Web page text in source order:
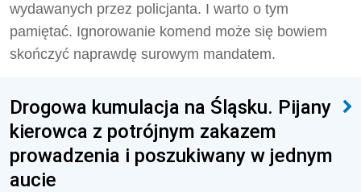
wydawanych przez policjanta. I warto o tym
pamiętać. Ignorowanie komend może się bowiem
skończyć naprawdę surowym mandatem.
Drogowa kumulacja na Śląsku. Pijany
kierowca z potrójnym zakazem
prowadzenia i poszukiwany w jednym
aucie